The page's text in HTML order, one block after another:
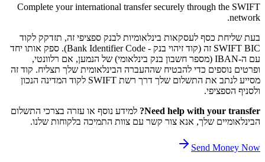
Complete your international transfer securely through the SWIFT
network.
בעת שליחת כסף לעסקאות בינלאומיות לבנק ספציפי זה, תזדקק לקוד
SWIFT BIC זה (קוד זיהוי בנק - Bank Identifier Code). ספק אותו יחד
עם ה-IBAN (מספר חשבון בנק בינלאומי) של הנמען, אם רלוונטי,
ופרטים נוספים כדי להבטיח שההעברה הבינלאומית שלך תצליח. קוד זה
מסייע לנתב את התשלום שלך דרך רשת SWIFT לקוד המדינה הנכון
ולסניף הספציפי.
Need help with your transfer?
למידע נוסף או עזרה בצרכי התשלום
הבינלאומיים שלך, אנא צור קשר עם צוות התמיכה בלקוחות שלנו.
Send Money Now